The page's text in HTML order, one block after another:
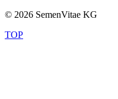
© 2026 SemenVitae KG
TOP